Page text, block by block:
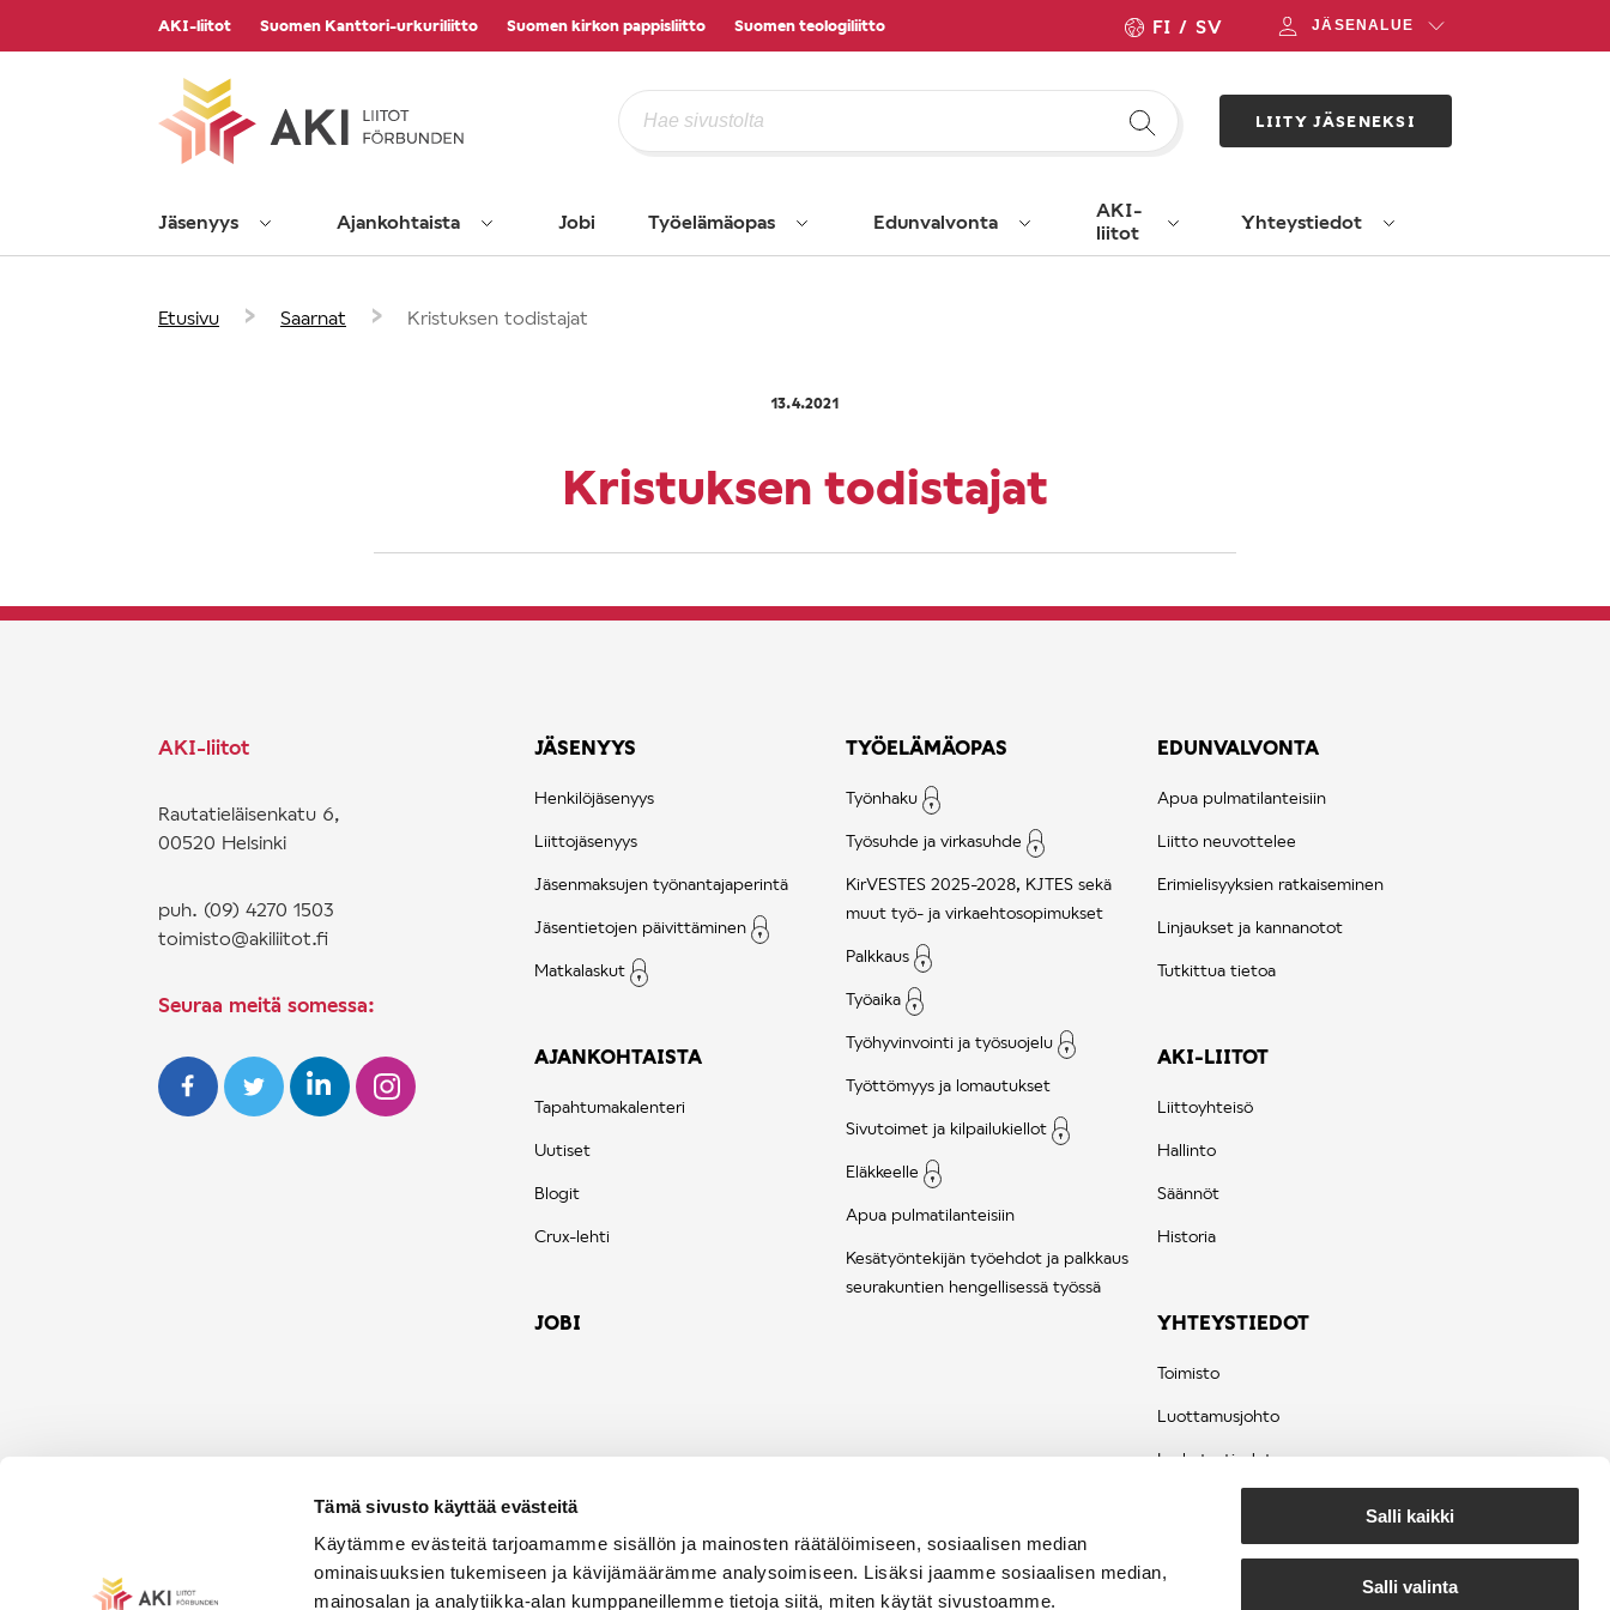
Tämä sivusto käyttää evästeitä
Käytämme evästeitä tarjoamamme sisällön ja mainosten räätälöimiseen, sosiaalisen median
ominaisuuksien tukemiseen ja kävijämäärämme analysoimiseen. Lisäksi jaamme sosiaalisen median,
mainosalan ja analytiikka-alan kumppaneillemme tietoja siitä, miten käytät sivustoamme.
Salli kaikki
Salli valinta
AKI-liitot Suomen Kanttori-urkuriliitto Suomen kirkon pappisliitto Suomen teologiliitto FI SV JÄSENALUE
LIITY JÄSENEKSI
Jäsenyys Ajankohtaista Jobi Työelämäopas Edunvalvonta
AKI-
liitot
Yhteystiedot
Etusivu › Saarnat › Kristuksen todistajat
13.4.2021
Kristuksen todistajat
AKI-liitot
Rautatieläisenkatu 6,
00520 Helsinki
puh. (09) 4270 1503
toimisto@akiliitot.fi
Seuraa meitä somessa:
JÄSENYYS
Henkilöjäsenyys
Liittojäsenyys
Jäsenmaksujen työnantajaperintä
Jäsentietojen päivittäminen
Matkalaskut
AJANKOHTAISTA
Tapahtumakalenteri
Uutiset
Blogit
Crux-lehti
JOBI
TYÖELÄMÄOPAS
Työnhaku
Työsuhde ja virkasuhde
KirVESTES 2025-2028, KJTES sekä
muut työ- ja virkaehtosopimukset
Palkkaus
Työaika
Työhyvinvointi ja työsuojelu
Työttömyys ja lomautukset
Sivutoimet ja kilpailukiellot
Eläkkeelle
Apua pulmatilanteisiin
Kesätyöntekijän työehdot ja palkkaus
seurakuntien hengellisessä työssä
EDUNVALVONTA
Apua pulmatilanteisiin
Liitto neuvottelee
Erimielisyyksien ratkaiseminen
Linjaukset ja kannanotot
Tutkittua tietoa
AKI-LIITOT
Liittoyhteisö
Hallinto
Säännöt
Historia
YHTEYSTIEDOT
Toimisto
Luottamusjohto
Laskutustiedot